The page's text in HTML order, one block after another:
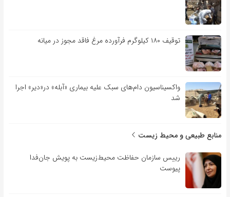
توقیف ۱۸۰ کیلوگرم فرآورده مرغ فاقد مجوز در میانه
واکسیناسیون دام‌های سبک علیه بیماری «آبله» در«دیر» اجرا
شد
منابع طبیعی و محیط زیست
رییس سازمان حفاظت محیط‌زیست به پویش جان‌فدا
پیوست